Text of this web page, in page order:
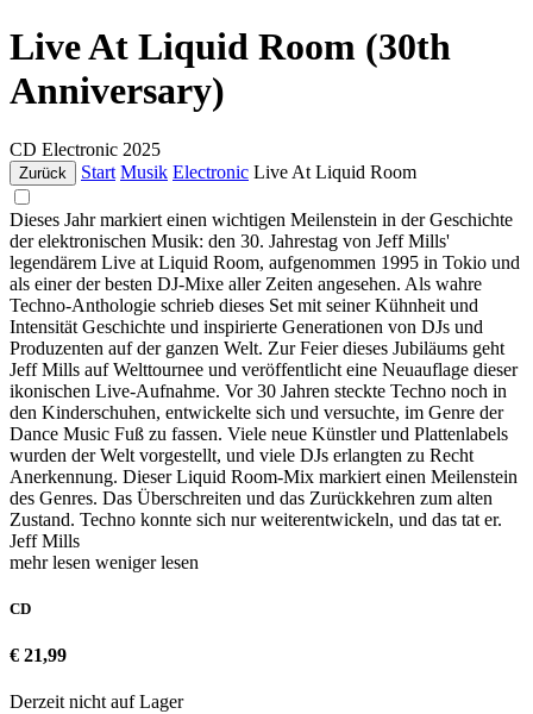
Live At Liquid Room (30th
Anniversary)
CD Electronic 2025
Zurück Start Musik Electronic Live At Liquid Room
Dieses Jahr markiert einen wichtigen Meilenstein in der Geschichte
der elektronischen Musik: den 30. Jahrestag von Jeff Mills'
legendärem Live at Liquid Room, aufgenommen 1995 in Tokio und
als einer der besten DJ-Mixe aller Zeiten angesehen. Als wahre
Techno-Anthologie schrieb dieses Set mit seiner Kühnheit und
Intensität Geschichte und inspirierte Generationen von DJs und
Produzenten auf der ganzen Welt. Zur Feier dieses Jubiläums geht
Jeff Mills auf Welttournee und veröffentlicht eine Neuauflage dieser
ikonischen Live-Aufnahme. Vor 30 Jahren steckte Techno noch in
den Kinderschuhen, entwickelte sich und versuchte, im Genre der
Dance Music Fuß zu fassen. Viele neue Künstler und Plattenlabels
wurden der Welt vorgestellt, und viele DJs erlangten zu Recht
Anerkennung. Dieser Liquid Room-Mix markiert einen Meilenstein
des Genres. Das Überschreiten und das Zurückkehren zum alten
Zustand. Techno konnte sich nur weiterentwickeln, und das tat er.
Jeff Mills
mehr lesen weniger lesen
CD
€ 21,99
Derzeit nicht auf Lager